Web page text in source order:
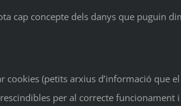
cap concepte dels danys que puguin
(petits arxius d’informació que
per al correcte